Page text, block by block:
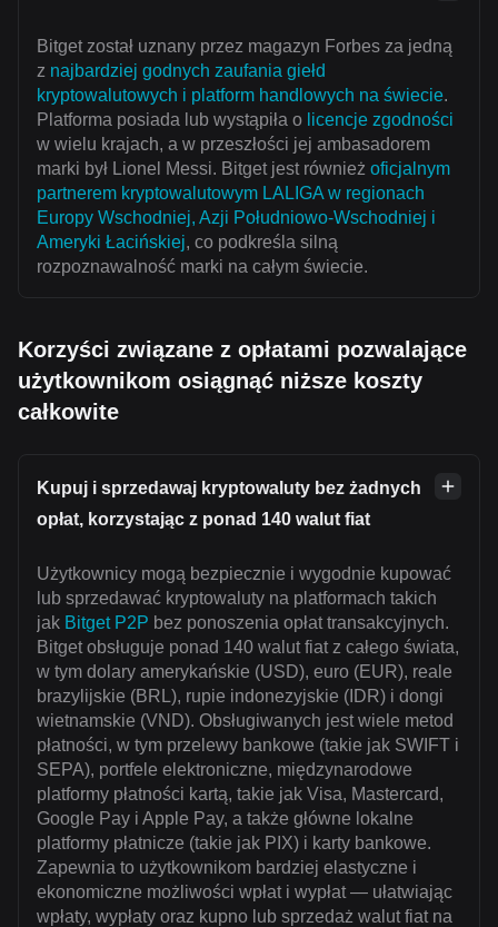
Bitget został uznany przez magazyn Forbes za jedną
z najbardziej godnych zaufania giełd
kryptowalutowych i platform handlowych na świecie.
Platforma posiada lub wystąpiła o licencje zgodności
w wielu krajach, a w przeszłości jej ambasadorem
marki był Lionel Messi. Bitget jest również oficjalnym
partnerem kryptowalutowym LALIGA w regionach
Europy Wschodniej, Azji Południowo-Wschodniej i
Ameryki Łacińskiej, co podkreśla silną
rozpoznawalność marki na całym świecie.
Korzyści związane z opłatami pozwalające
użytkownikom osiągnąć niższe koszty
całkowite
Kupuj i sprzedawaj kryptowaluty bez żadnych
opłat, korzystając z ponad 140 walut fiat
Użytkownicy mogą bezpiecznie i wygodnie kupować
lub sprzedawać kryptowaluty na platformach takich
jak Bitget P2P bez ponoszenia opłat transakcyjnych.
Bitget obsługuje ponad 140 walut fiat z całego świata,
w tym dolary amerykańskie (USD), euro (EUR), reale
brazylijskie (BRL), rupie indonezyjskie (IDR) i dongi
wietnamskie (VND). Obsługiwanych jest wiele metod
płatności, w tym przelewy bankowe (takie jak SWIFT i
SEPA), portfele elektroniczne, międzynarodowe
platformy płatności kartą, takie jak Visa, Mastercard,
Google Pay i Apple Pay, a także główne lokalne
platformy płatnicze (takie jak PIX) i karty bankowe.
Zapewnia to użytkownikom bardziej elastyczne i
ekonomiczne możliwości wpłat i wypłat — ułatwiając
wpłaty, wypłaty oraz kupno lub sprzedaż walut fiat na